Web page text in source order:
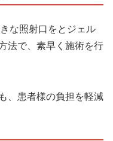
な照射口をとジェル
法で、素早く施術を行
、患者様の負担を軽減